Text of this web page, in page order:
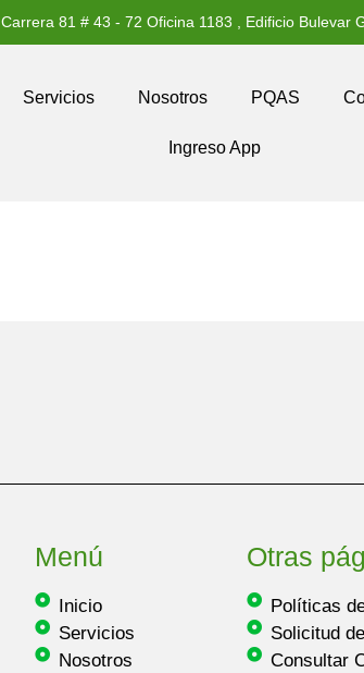
Carrera 81 # 43 - 72 Oficina 1183 , Edificio Bulevar
Servicios Nosotros PQAS
Ingreso App
Menú
Inicio
Servicios
Nosotros
Otras
Políticas
Solicitud
Consultar